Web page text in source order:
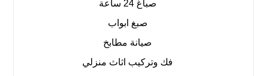
صباغ 24 ساعة
صبغ ابواب
صيانة مطابخ
فك وتركيب اثاث منزلي